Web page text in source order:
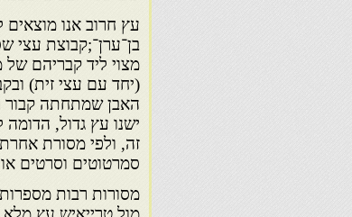
עץ חרוב אנו מוצאים
בן־ערן־;קבוצת עצי
מצוי ליד קבריהם של
(יחד עם עצי זית)
האבן שמתחתה קבור
ישנו עץ גדול,
זה, ולפי מסורת
סמרטוטים וסרטים
מסורות רבות